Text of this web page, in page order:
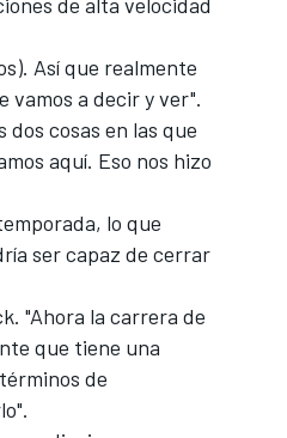
Así que realmente
vamos a decir y ver".
cosas en las que
aquí. Eso nos hizo
lo que
ser capaz de cerrar
"Ahora la carrera de
que tiene una
de